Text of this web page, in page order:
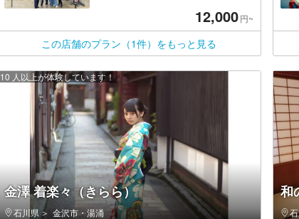
12,000円~
この店舗のプラン（1件）をもっと見る
金澤 着楽々（きらら）
石川県 金沢市・湯涌
10 人以上が体験しています！
和